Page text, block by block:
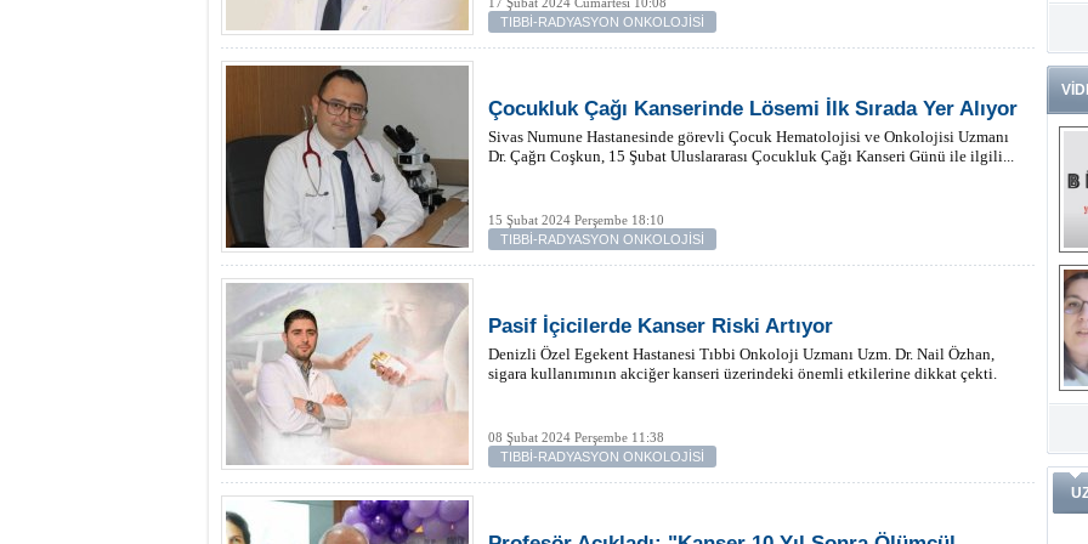
TIBBİ-RADYASYON ONKOLOJİSİ
Çocukluk Çağı Kanserinde Lösemi İlk Sırada Yer Alıyor
Sivas Numune Hastanesinde görevli Çocuk Hematolojisi ve Onkolojisi Uzmanı
Dr. Çağrı Coşkun, 15 Şubat Uluslararası Çocukluk Çağı Kanseri Günü ile ilgili...
15 Şubat 2024 Perşembe 18:10
TIBBİ-RADYASYON ONKOLOJİSİ
Pasif İçicilerde Kanser Riski Artıyor
Denizli Özel Egekent Hastanesi Tıbbi Onkoloji Uzmanı Uzm. Dr. Nail Özhan,
sigara kullanımının akciğer kanseri üzerindeki önemli etkilerine dikkat çekti.
08 Şubat 2024 Perşembe 11:38
TIBBİ-RADYASYON ONKOLOJİSİ